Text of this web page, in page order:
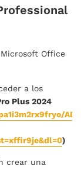
Office
a los
Plus 2024
)
crear una